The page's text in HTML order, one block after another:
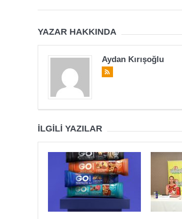
YAZAR HAKKINDA
Aydan Kırışoğlu
İLGILI YAZILAR